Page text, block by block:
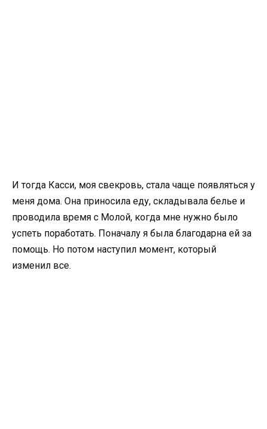
И тогда Касси, моя свекровь, стала чаще появляться у
меня дома. Она приносила еду, складывала белье и
проводила время с Молой, когда мне нужно было
успеть поработать. Поначалу я была благодарна ей за
помощь. Но потом наступил момент, который
изменил все.